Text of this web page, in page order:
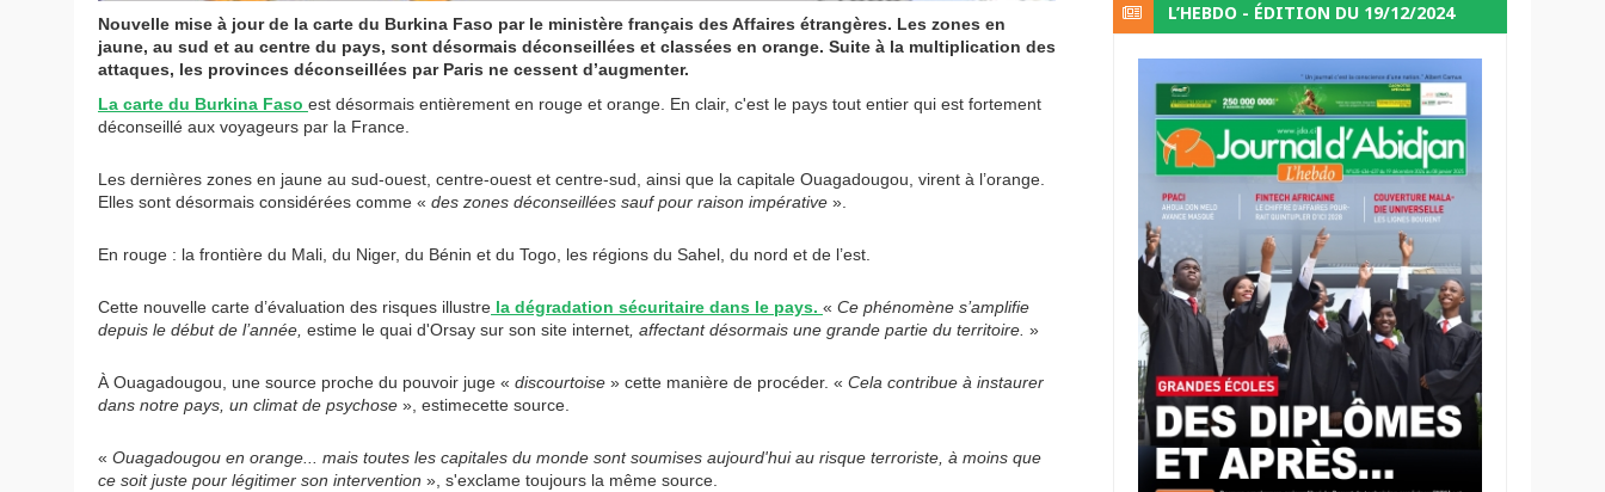
Nouvelle mise à jour de la carte du Burkina Faso par le ministère français des Affaires étrangères. Les zones en
jaune, au sud et au centre du pays, sont désormais déconseillées et classées en orange. Suite à la multiplication des
attaques, les provinces déconseillées par Paris ne cessent d’augmenter.
La carte du Burkina Faso est désormais entièrement en rouge et orange. En clair, c'est le pays tout entier qui est fortement
déconseillé aux voyageurs par la France.
Les dernières zones en jaune au sud-ouest, centre-ouest et centre-sud, ainsi que la capitale Ouagadougou, virent à l’orange.
Elles sont désormais considérées comme « des zones déconseillées sauf pour raison impérative ».
En rouge : la frontière du Mali, du Niger, du Bénin et du Togo, les régions du Sahel, du nord et de l’est.
Cette nouvelle carte d’évaluation des risques illustre la dégradation sécuritaire dans le pays. « Ce phénomène s’amplifie
depuis le début de l’année, estime le quai d'Orsay sur son site internet, affectant désormais une grande partie du territoire. »
À Ouagadougou, une source proche du pouvoir juge « discourtoise » cette manière de procéder. « Cela contribue à instaurer
dans notre pays, un climat de psychose », estimecette source.
« Ouagadougou en orange... mais toutes les capitales du monde sont soumises aujourd'hui au risque terroriste, à moins que
ce soit juste pour légitimer son intervention », s'exclame toujours la même source.
L’HEBDO - ÉDITION DU 19/12/2024